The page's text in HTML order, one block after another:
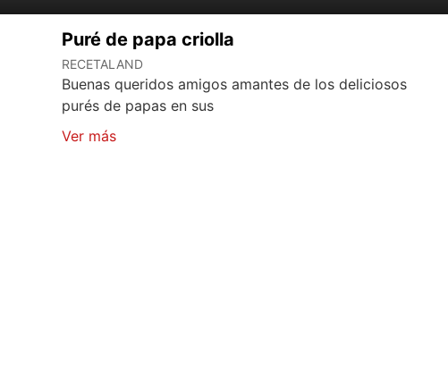
Puré de papa criolla
RECETALAND
Buenas queridos amigos amantes de los deliciosos
purés de papas en sus
Ver más